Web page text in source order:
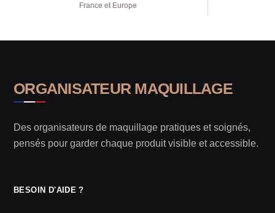
France et Europe
ORGANISATEUR MAQUILLAGE
Des organisateurs de maquillage pratiques et soignés,
pensés pour garder chaque produit visible et accessible.
BESOIN D'AIDE ?